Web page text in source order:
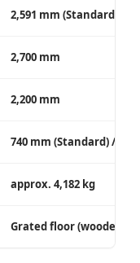
2,591 mm (Standard) /
2,700 mm
2,200 mm
740 mm (Standard) /
approx. 4,182 kg
Grated floor (wooden